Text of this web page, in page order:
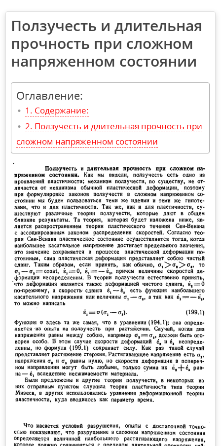
Ползучесть и длительная
прочность при сложном
напряженном состоянии
Оглавление:
Содержание:
Ползучесть и длительная прочность при
сложном напряженном состоянии